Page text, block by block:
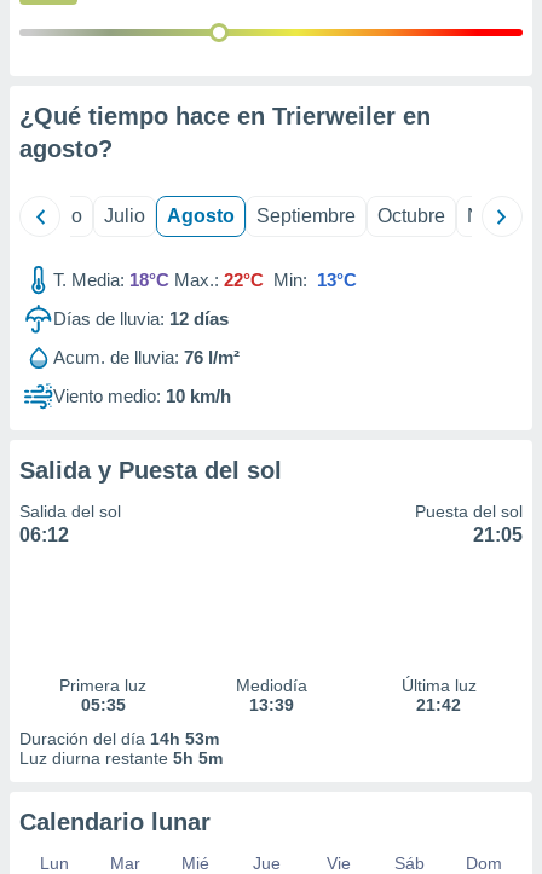
mediante
publicidad
publicidad
1199
¿Qué tiempo hace en Trierweiler en
agosto?
Junio Julio Agosto Septiembre Octubre
T. Media: 18°C Max.: 22°C Min: 13°C
Días de lluvia: 12 días
Acum. de lluvia: 76 l/m²
Viento medio: 10 km/h
Salida y Puesta del sol
Salida del sol
06:12
Puesta del sol
21:05
Primera luz
05:35
Mediodía
13:39
Última luz
21:42
Duración del día 14h 53m
Luz diurna restante 5h 5m
Calendario lunar
Lun Mar Mié Jue Vie Sáb
Dom